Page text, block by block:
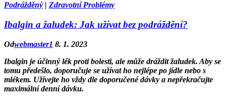
Podrážděný | Zdravotní Problémy
Ibalgin a žaludek: Jak užívat bez podráždění?
Odwebmaster1 8. 1. 2023
Ibalgin je účinný lék proti bolesti, ale může dráždit žaludek. Aby se
tomu předešlo, doporučuje se užívat ho nejlépe po jídle nebo s
mlékem. Užívejte ho vždy dle doporučené dávky a nepřekračujte
maximální denní dávku.